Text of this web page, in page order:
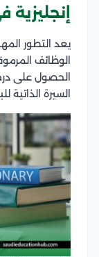
يعد التطور
الوظائف
الحصول على
السيرة الذاتية